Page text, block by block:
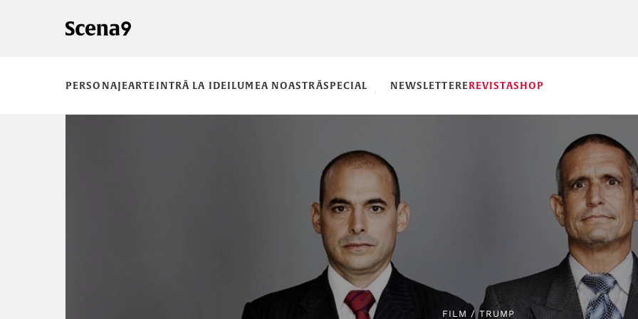
PERSONAJEARTEINTRĂ LA IDEILUMEA NOASTRĂSPECIAL NEWSLETTEREREVISTASHOP
FILM /TRUMP